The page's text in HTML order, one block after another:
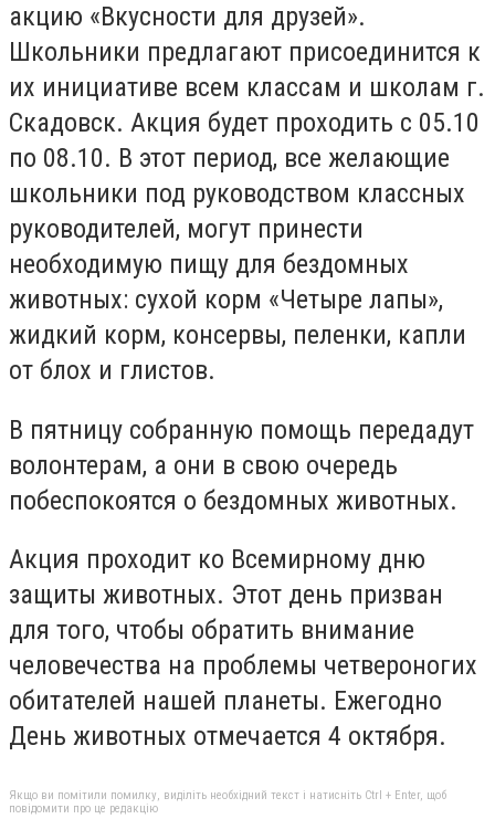
акцию «Вкусности для друзей».
Школьники предлагают присоединится к
их инициативе всем классам и школам г.
Скадовск. Акция будет проходить с 05.10
по 08.10. В этот период, все желающие
школьники под руководством классных
руководителей, могут принести
необходимую пищу для бездомных
животных: сухой корм «Четыре лапы»,
жидкий корм, консервы, пеленки, капли
от блох и глистов.
В пятницу собранную помощь передадут
волонтерам, а они в свою очередь
побеспокоятся о бездомных животных.
Акция проходит ко Всемирному дню
защиты животных. Этот день призван
для того, чтобы обратить внимание
человечества на проблемы четвероногих
обитателей нашей планеты. Ежегодно
День животных отмечается 4 октября.
Якщо ви помітили помилку, виділіть необхідний текст і натисніть Ctrl + Enter, щоб
повідомити про це редакцію